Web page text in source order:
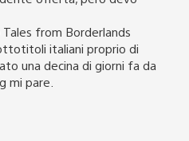
from Borderlands
italiani proprio di
una decina di giorni fa da
mi pare.